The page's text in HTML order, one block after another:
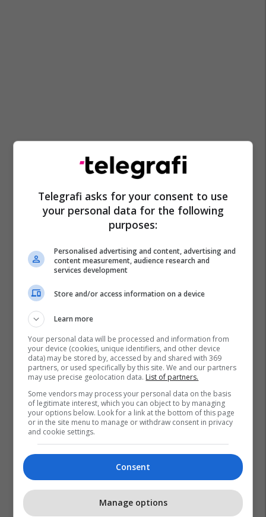
Malishevë
Vlera Krasniqi
Telegrafi asks for your consent to use
your personal data for the following
purposes:
Personalised advertising and content, advertising and
content measurement, audience research and
services development
Store and/or access information on a device
Learn more
Your personal data will be processed and information from
your device (cookies, unique identifiers, and other device
data) may be stored by, accessed by and shared with 369
partners, or used specifically by this site. We and our partners
may use precise geolocation data. List of partners.
Some vendors may process your personal data on the basis
of legitimate interest, which you can object to by managing
your options below. Look for a link at the bottom of this page
or in the site menu to manage or withdraw consent in privacy
and cookie settings.
Consent
Manage options